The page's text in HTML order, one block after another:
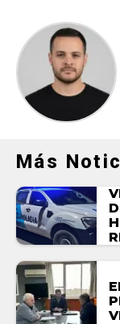
Más